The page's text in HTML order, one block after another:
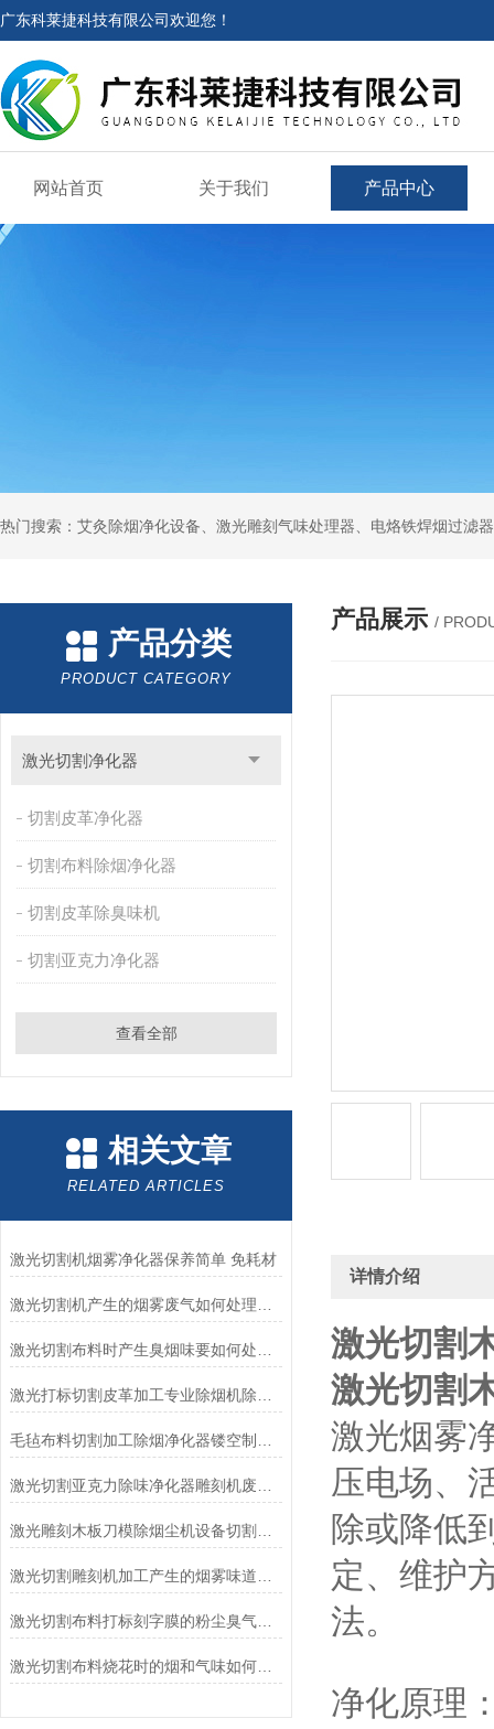
广东科莱捷科技有限公司欢迎您！
网站首页 关于我们 产品中心
产品分类
PRODUCT CATEGORY
激光切割净化器
切割皮革净化器
切割布料除烟净化器
切割皮革除臭味机
切割亚克力净化器
查看全部
相关文章
RELATED ARTICLES
激光切割机烟雾净化器保养简单 免耗材
激光切割布料打标刻字膜的粉尘臭气该如何处理
激光切割布料烧花时的烟和气味如何才能处理解决掉
产品展示 /
详情介绍
激光切割
激光切割
激光烟雾
压电场、
除或降低
定、维护
法。
净化原理